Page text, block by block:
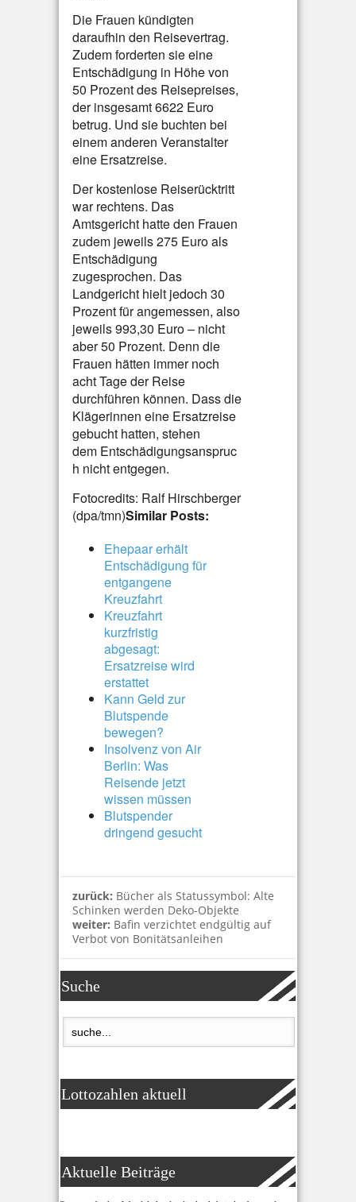
Die Frauen kündigten
daraufhin den Reisevertrag.
Zudem forderten sie eine
Entschädigung in Höhe von
50 Prozent des Reisepreises,
der insgesamt 6622 Euro
betrug. Und sie buchten bei
einem anderen Veranstalter
eine Ersatzreise.
Der kostenlose Reiserücktritt
war rechtens. Das
Amtsgericht hatte den Frauen
zudem jeweils 275 Euro als
Entschädigung
zugesprochen. Das
Landgericht hielt jedoch 30
Prozent für angemessen, also
jeweils 993,30 Euro – nicht
aber 50 Prozent. Denn die
Frauen hätten immer noch
acht Tage der Reise
durchführen können. Dass die
Klägerinnen eine Ersatzreise
gebucht hatten, stehen
dem Entschädigungsanspruc
h nicht entgegen.
Fotocredits: Ralf Hirschberger
(dpa/tmn)Similar Posts:
Ehepaar erhält
Entschädigung für
entgangene
Kreuzfahrt
Kreuzfahrt
kurzfristig
abgesagt:
Ersatzreise wird
erstattet
Kann Geld zur
Blutspende
bewegen?
Insolvenz von Air
Berlin: Was
Reisende jetzt
wissen müssen
Blutspender
dringend gesucht
zurück: Bücher als Statussymbol: Alte
Schinken werden Deko-Objekte
weiter: Bafin verzichtet endgültig auf
Verbot von Bonitätsanleihen
Suche
Lottozahlen aktuell
Aktuelle Beiträge